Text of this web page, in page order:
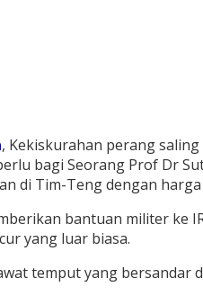
, Kekiskurahan perang
bagi Seorang Prof Dr
di Tim-Teng dengan
bantuan militer ke
yang luar biasa.
temput yang